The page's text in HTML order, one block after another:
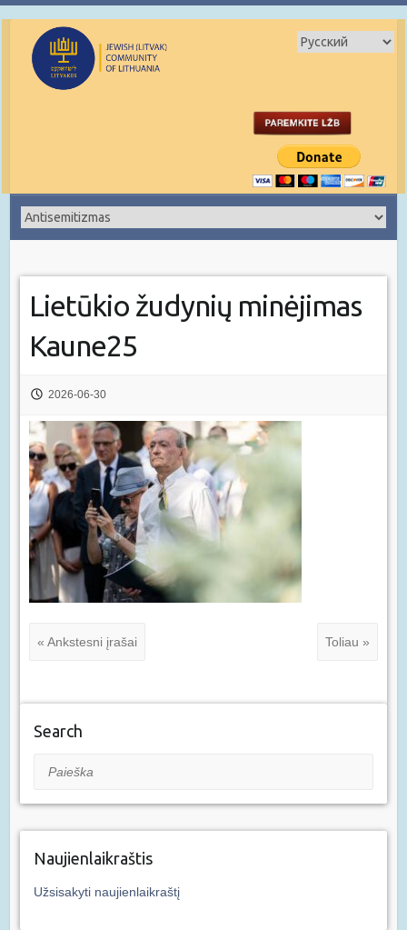
Lietūkio žudynių minėjimas
Kaune25
2026-06-30
« Ankstesni įrašai Toliau »
Search
Paieška
Naujienlaikraštis
Užsisakyti naujienlaikraštį